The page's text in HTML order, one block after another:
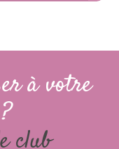
à votre
club